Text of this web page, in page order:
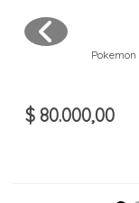
Pokemon
$ 80.000,00